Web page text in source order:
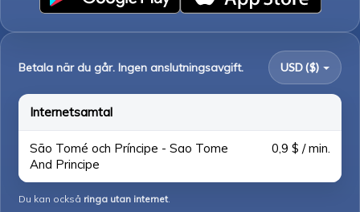
Betala när du går. Ingen anslutningsavgift. USD ($)
Internetsamtal
São Tomé och Príncipe - Sao Tome
And Principe
0,9 $ / min.
Du kan också ringa utan internet.